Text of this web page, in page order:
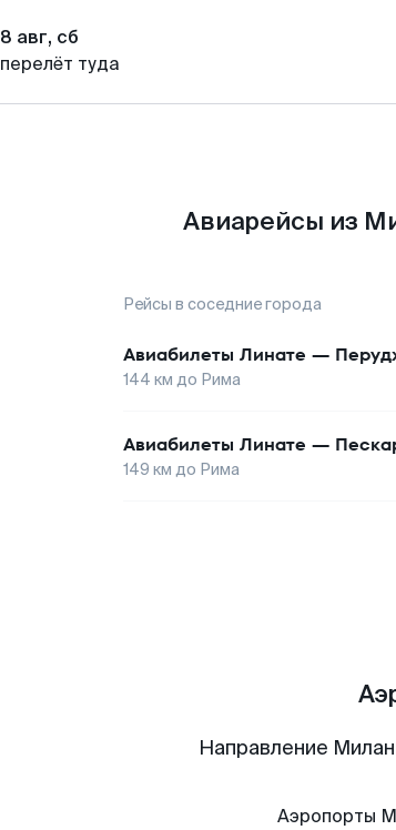
8 авг, сб
перелёт туда
Авиарейсы из
Рейсы в соседние города
Авиабилеты Линате —
144 км до Рима
Авиабилеты Линате —
149 км до Рима
Направление
Аэропорты